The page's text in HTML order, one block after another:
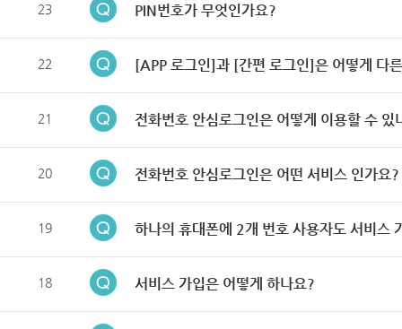
23 PIN번호가 무엇인가요?
22 [APP 로그인]과 [간편 로그인]은 어떻게 다
21 전화번호 안심로그인은 어떻게 이용할 수 있
20 전화번호 안심로그인은 어떤 서비스 인가요?
19 하나의 휴대폰에 2개 번호 사용자도 서비스
18 서비스 가입은 어떻게 하나요?